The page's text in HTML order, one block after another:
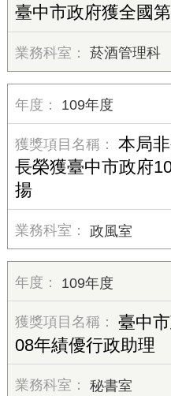
臺中市政府獲全國
菸酒管理科
109年度
本局
長榮獲臺中市政府
揚
政風室
109年度
臺中
08年績優行政助理
秘書室